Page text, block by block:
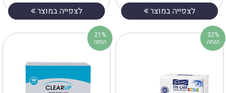
לצפייה במוצר לצפייה במוצר
21%
הנחה
32%
הנחה